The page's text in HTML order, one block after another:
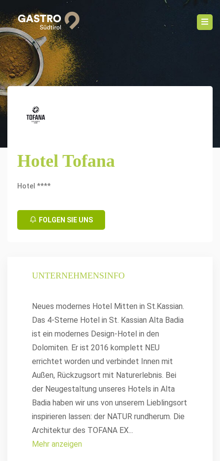
Hotel Tofana
Hotel ****
FOLGEN SIE UNS
UNTERNEHMENSINFO
Neues modernes Hotel Mitten in St.Kassian.
Das 4-Sterne Hotel in St. Kassian Alta Badia
ist ein modernes Design-Hotel in den
Dolomiten. Er ist 2016 komplett NEU
errichtet worden und verbindet Innen mit
Außen, Rückzugsort mit Naturerlebnis. Bei
der Neugestaltung unseres Hotels in Alta
Badia haben wir uns von unserem Lieblingsort
inspirieren lassen: der NATUR rundherum. Die
Architektur des TOFANA EX...
Mehr anzeigen